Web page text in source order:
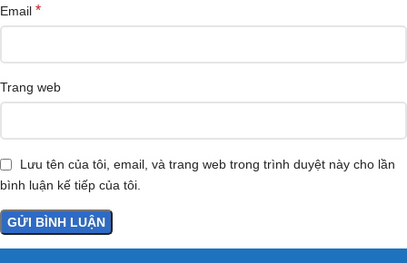
Email *
Trang web
Lưu tên của tôi, email, và trang web trong trình duyệt này cho lần
bình luận kế tiếp của tôi.